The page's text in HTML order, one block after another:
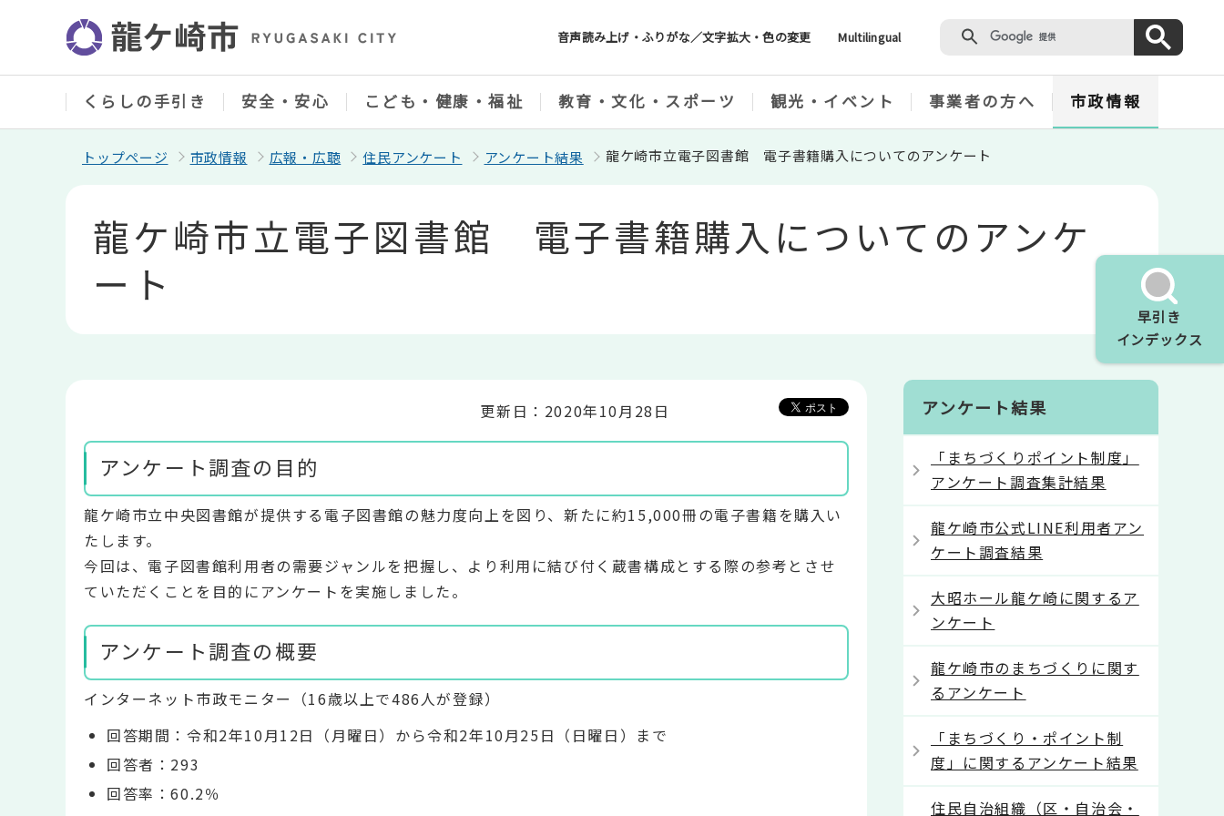
ジ
音声読み上げ・ふりがな／文字拡大・色の変更 Multilingual
早引き
インデックス
くらしの手引き 安全・安心 こども・健康・福祉 教育・文化・スポーツ 観光・イベント 事業者の方へ 市政情報
トップページ 市政情報 広報・広聴 住民アンケート アンケート結果 龍ケ崎市立電子図書館 電子書籍購入についてのアンケート
龍ケ崎市立電子図書館 電子書籍購入についてのアンケ
ート
更新日：2020年10月28日
アンケート調査の目的
龍ケ崎市立中央図書館が提供する電子図書館の魅力度向上を図り、新たに約15,000冊の電子書籍を購入い
たします。
今回は、電子図書館利用者の需要ジャンルを把握し、より利用に結び付く蔵書構成とする際の参考とさせ
ていただくことを目的にアンケートを実施しました。
アンケート調査の概要
インターネット市政モニター（16歳以上で486人が登録）
回答期間：令和2年10月12日（月曜日）から令和2年10月25日（日曜日）まで
回答者：293
回答率：60.2％
アンケート結果
「まちづくりポイント制度」
アンケート調査集計結果
龍ケ崎市公式LINE利用者アン
ケート調査結果
大昭ホール龍ケ崎に関するア
ンケート
龍ケ崎市のまちづくりに関す
るアンケート
「まちづくり・ポイント制
度」に関するアンケート結果
住民自治組織（区・自治会・